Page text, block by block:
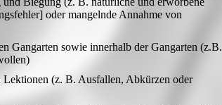
oder mangelnde Annahme von
Gangarten sowie innerhalb der Gangarten (z.B.
(z. B. Ausfallen, Abkürzen oder